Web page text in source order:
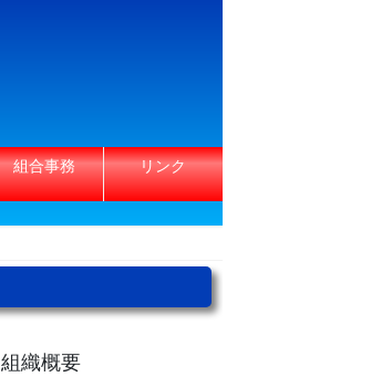
組合事務 リンク
組織概要